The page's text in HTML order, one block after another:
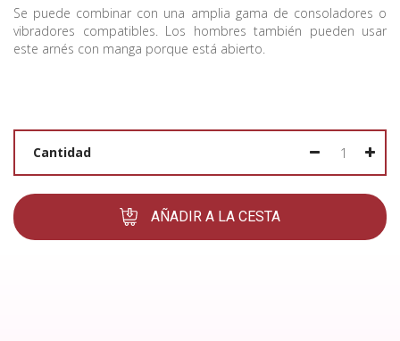
Se puede combinar con una amplia gama de consoladores o
vibradores compatibles. Los hombres también pueden usar
este arnés con manga porque está abierto.
Cantidad
AÑADIR A LA CESTA